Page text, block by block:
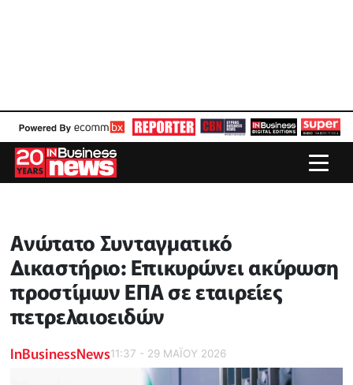
Ανώτατο Συνταγματικό
Δικαστήριο: Επικυρώνει ακύρωση
προστίμων ΕΠΑ σε εταιρείες
πετρελαιοειδών
InBusinessNews11:37 - 29 ΜΑΪ́ΟΥ 2026